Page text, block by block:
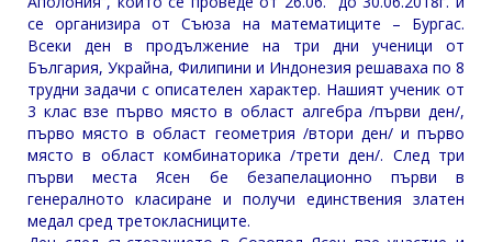
се организира от Съюза на математиците – Бургас.
Всеки ден в продължение на три дни ученици от
България, Украйна, Филипини и Индонезия решаваха по 8
трудни задачи с описателен характер. Нашият ученик от
3 клас взе първо място в област алгебра /първи ден/,
първо място в област геометрия /втори ден/ и първо
място в област комбинаторика /трети ден/. След три
първи места Ясен бе безапелационно първи в
генералното класиране и получи единствения златен
медал сред третокласниците.